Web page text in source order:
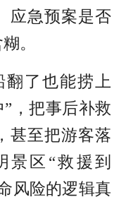
应急预案是否
。
了也能捞上
，把事后补救
甚至把游客落
景区“救援到
风险的逻辑真